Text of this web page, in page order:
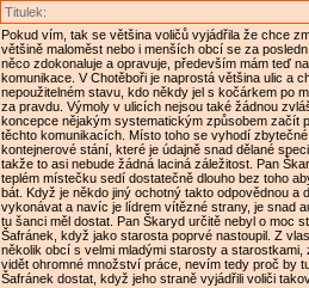
Titulek:
Pokud vím, tak se většina voličů vyjádřila že chce
většině maloměst nebo i menších obcí se za
něco zdokonaluje a opravuje, především mám teď
komunikace. V Chotěboři je naprostá většina ulic a
nepoužitelném stavu, kdo někdy jel s kočárkem po
za pravdu. Výmoly v ulicích nejsou také žádnou
koncepce nějakým systematickým způsobem začít
těchto komunikacích. Místo toho se vyhodí
kontejnerové stání, které je údajně snad dělané
takže to asi nebude žádná laciná záležitost. Pan
teplém místečku sedí dostatečně dlouho bez toho
bát. Když je někdo jiný ochotný takto odpovědnou a
vykonávat a navíc je lídrem vítězné strany, je snad
tu šanci měl dostat. Pan Škaryd určitě nebyl o moc
Šafránek, když jako starosta poprvé nastoupil. Z
několik obcí s velmi mladými starosty a starostkami,
vidět ohromné množství práce, nevím tedy proč by
Šafránek dostat, když jeho straně vyjádřili voliči